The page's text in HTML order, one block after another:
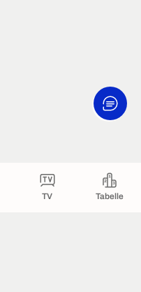
TV Tabelle